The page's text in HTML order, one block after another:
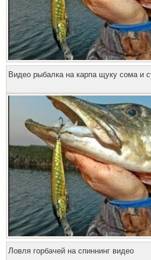
Видео рыбалка на карпа щуку сома и
Ловля горбачей на спиннинг видео